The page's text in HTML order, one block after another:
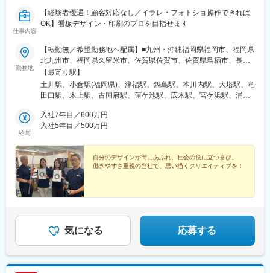
仕事内容
【経験者優遇！顧客対応なし／イラレ・フォトショ操作できれば
OK】看板デザイン・印刷のプロを目指せます
勤務地
【転勤無／希望勤務地へ配属】■九州・沖縄福岡県福岡市、福岡県
北九州市、福岡県久留米市、佐賀県佐賀市、佐賀県鳥栖市、長崎
県西彼杵郡長与町、長崎県佐世保市、熊本県熊本市、熊本県球磨
郡あさぎり町、大分県大分市、宮崎県宮崎市、鹿児島県鹿児島
市、鹿児島県鹿屋市、沖縄県浦添市、沖縄県名護市 ■中国山口県
山市、鳥取県鳥取市、鳥取県境港市、島根県松江市 ■四国愛媛県
松山市、香川県高松市、徳島県徳島市、高知県高知市 ■東海愛知
阜県羽島市 ■関西大阪府大阪市、大阪府堺市、兵庫県神戸市、兵
庫県姫路市、奈良県奈良市、京都府京都市 ■関東東京都中央区、
埼玉県川口市、埼玉県久喜市、埼玉県さいたま市、神奈川県横浜
市、神奈川県相模原市、千葉県千葉市 ■東北宮城県仙台市、宮城
県石巻市、山形県山形市、福島県郡山市 ※受動喫煙対策あり
【最寄り駅】
土井駅、小倉駅(福岡県)、津福駅、鍋島駅、本川内駅、大塔駅、竜
田口駅、木上駅、古国府駅、蓮ケ池駅、広木駅、宮ケ浜駅、浦添
駅、東山・おかでんミュージアム駅、鳥取駅、高松町駅、朝日ケ
丘駅、伊予和気駅、林道駅、阿波富田駅、旭町一丁目駅、本星崎
センター駅、英賀保駅、帯解駅、竹田駅(京都府)、東日本橋駅、鳩
ケ谷駅、鷲宮駅、鉄道博物館駅、大倉山駅(神奈川県)、南橋本駅、
本千葉駅、南仙台駅、蛇田駅、北山形駅、郡山富田駅、木太東口
駅、桃谷駅、計算科学センター駅、伏見駅(京都府)、馬喰横山駅、
大阪上本町駅、浜町駅
給与
入社7年目／600万円
入社5年目／500万円
自分のデザインが街にあふれ、社会の役に立つ喜び。
働きやすさ重視の当社で、思い描くクリエイティブを！
気になる 応募する